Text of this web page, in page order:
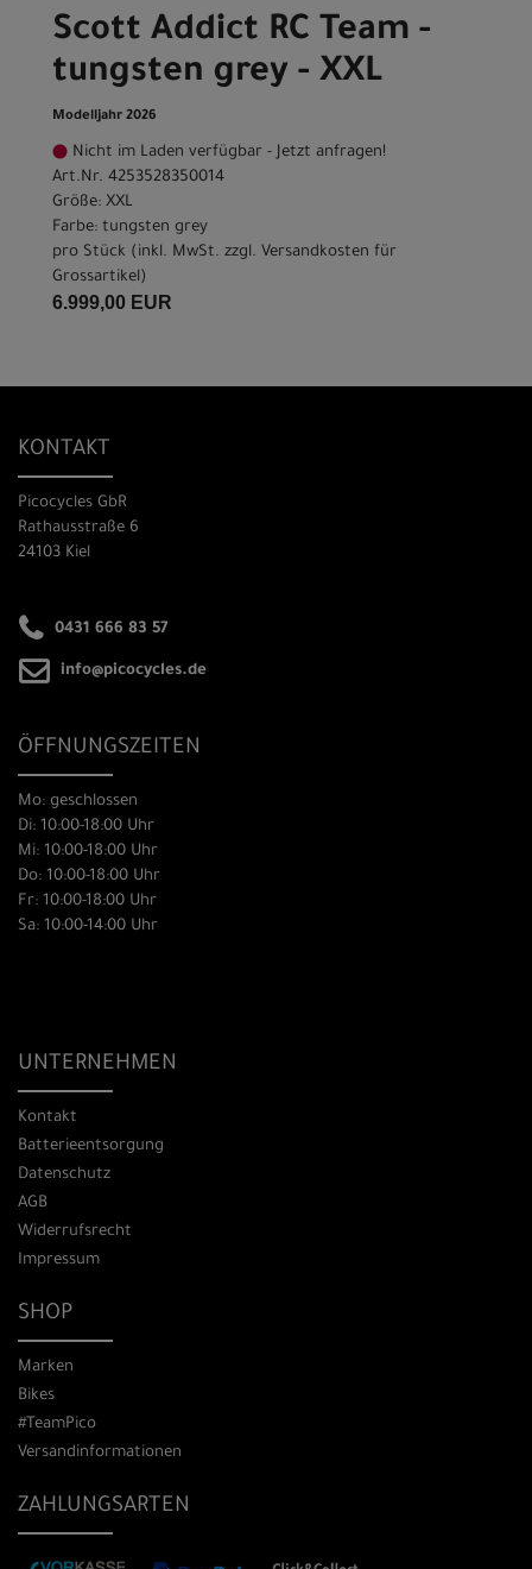
Scott Addict RC Team -
tungsten grey - XXL
Modelljahr 2026
Nicht im Laden verfügbar - Jetzt anfragen!
Art.Nr. 4253528350014
Größe: XXL
Farbe: tungsten grey
pro Stück (inkl. MwSt. zzgl. Versandkosten für
Grossartikel)
6.999,00 EUR
KONTAKT
Picocycles GbR
Rathausstraße 6
24103 Kiel
0431 666 83 57
info@picocycles.de
ÖFFNUNGSZEITEN
Mo: geschlossen
Di: 10:00-18:00 Uhr
Mi: 10:00-18:00 Uhr
Do: 10:00-18:00 Uhr
Fr: 10:00-18:00 Uhr
Sa: 10:00-14:00 Uhr
UNTERNEHMEN
Kontakt
Batterieentsorgung
Datenschutz
AGB
Widerrufsrecht
Impressum
SHOP
Marken
Bikes
#TeamPico
Versandinformationen
ZAHLUNGSARTEN